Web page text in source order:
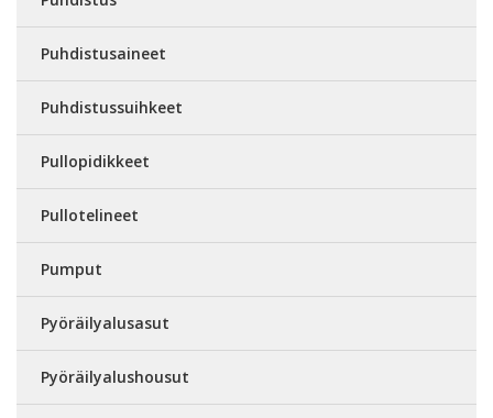
Puhdistusaineet
Puhdistussuihkeet
Pullopidikkeet
Pullotelineet
Pumput
Pyöräilyalusasut
Pyöräilyalushousut